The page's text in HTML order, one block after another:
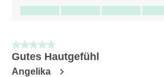
Rapport qualité-prix du produit, 5.0
5 sur 5 étoiles.
Gutes Hautgefühl
Angelika